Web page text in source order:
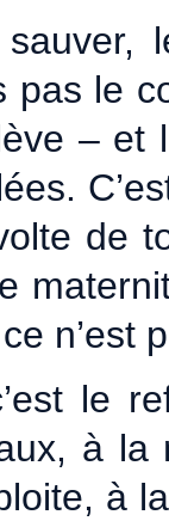
pas le
– et
de
n’est
le
à
à